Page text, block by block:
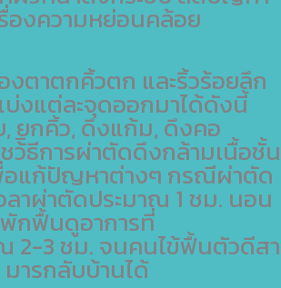
องความหย่อนคล้อย
ตาตกคิ้วตก และริ้วร้อยลึก
งแต่ละจุดออกมาได้ดังนี้
ยกคิ้ว, ดึงแก้ม, ดึงคอ
ชว้ิธีการผ่าตัดดึงกล้ามเนื้อชั้น
อแก้ปัญหาต่างๆ กรณีผ่าตัด
ลาผ่าตัดประมาณ 1 ชม. นอน
พักฟื้นดูอาการที่
2-3 ชม. จนคนไข้ฟื้นตัวดีสา
มารกลับบ้านได้